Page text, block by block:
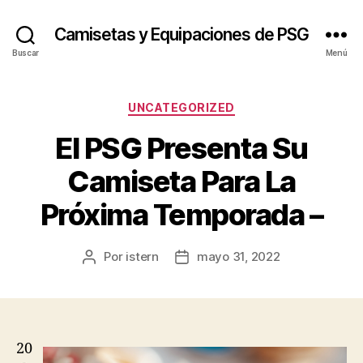
Buscar
Camisetas y Equipaciones de PSG
Menú
Categorías
UNCATEGORIZED
El PSG Presenta Su
Camiseta Para La
Próxima Temporada –
Autor
Por istern
Fechamayo 31, 2022
20